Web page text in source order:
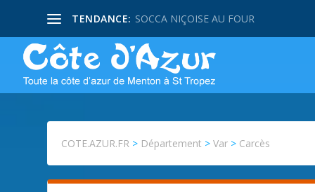
TENDANCE: SOCCA NIÇOISE AU FOUR
COTE.AZUR.FR > Département >Var > Carcès